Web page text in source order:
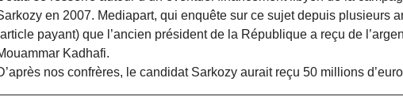
en 2007. Mediapart, qui enquête sur ce sujet depuis plusieurs
payant) que l’ancien président de la République a reçu de
Kadhafi.
nos confrères, le candidat Sarkozy aurait reçu 50 millions